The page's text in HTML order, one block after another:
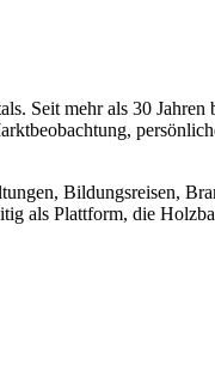
Seit mehr als 30
Bildungsreisen,
als Plattform, die